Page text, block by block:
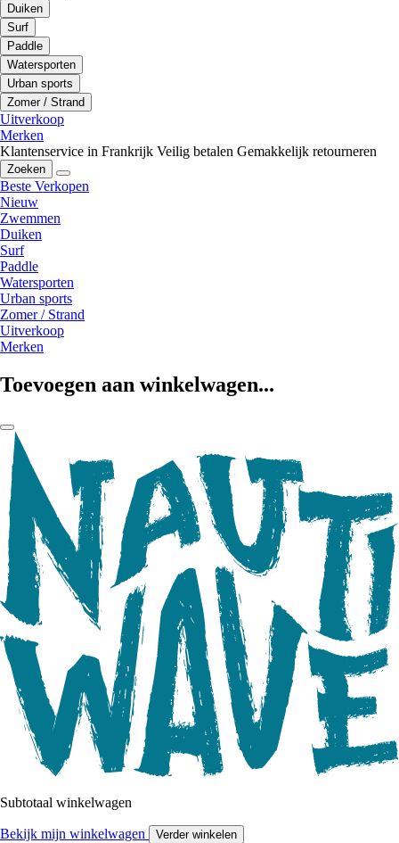
Duiken
Surf
Paddle
Watersporten
Urban sports
Zomer / Strand
Uitverkoop
Merken
Klantenservice in Frankrijk Veilig betalen Gemakkelijk retourneren
Zoeken
Beste Verkopen
Nieuw
Zwemmen
Duiken
Surf
Paddle
Watersporten
Urban sports
Zomer / Strand
Uitverkoop
Merken
Toevoegen aan winkelwagen...
Subtotaal winkelwagen
Bekijk mijn winkelwagen Verder winkelen